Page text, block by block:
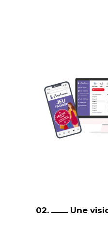
02. Une